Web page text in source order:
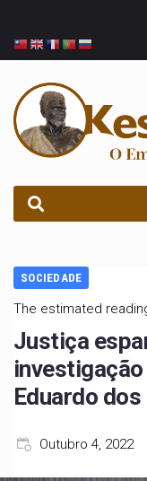
SOCIEDADE
The estimated
Justiça
Eduardo
Outubro 4, 2022
PROCURAR